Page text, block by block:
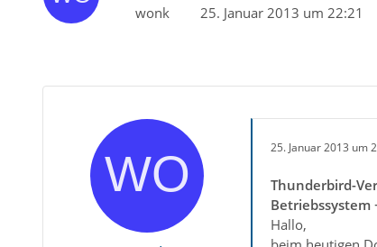
wonk 25. Januar 2013 um 22:21
25. Januar 2013 um
Thunderbird-
Betriebssystem
Hallo,